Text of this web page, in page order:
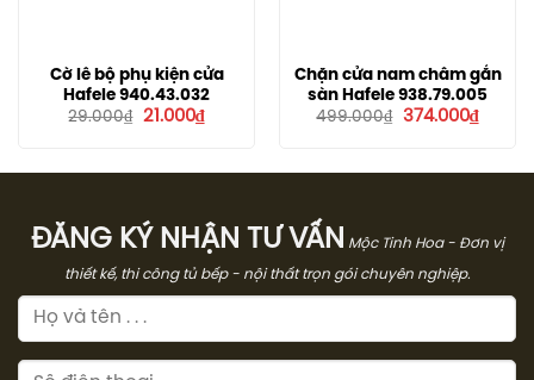
Cờ lê bộ phụ kiện cửa
Hafele 940.43.032
29.000₫
Giá
21.000₫Giá
21.000₫.
Chặn cửa nam châm gắn
sàn Hafele 938.79.005
499.000₫
Giá
374.000₫Giá
ĐĂNG KÝ NHẬN TƯ VẤN
Mộc Tinh Hoa - Đơn vị
thiết kế, thi công tủ bếp - nội thất trọn gói chuyên nghiệp.